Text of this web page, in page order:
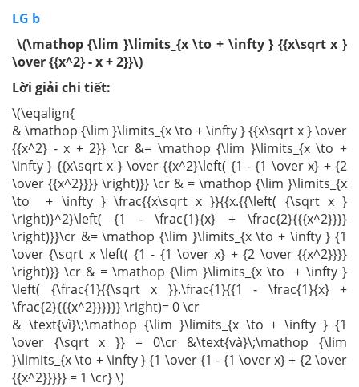
LG b
\(\mathop {\lim }\limits_{x \to + \infty } {{x\sqrt x }
\over {{x^2} - x + 2}}\)
Lời giải chi tiết:
\(\eqalign{
& \mathop {\lim }\limits_{x \to + \infty } {{x\sqrt x } \over
{{x^2} - x + 2}} \cr &= \mathop {\lim }\limits_{x \to +
\infty } {{x\sqrt x } \over {{x^2}\left( {1 - {1 \over x} + {2
\over {{x^2}}}} \right)}} \cr & = \mathop {\lim }\limits_{x
\to + \infty } \frac{{x\sqrt x }}{{x.{{\left( {\sqrt x }
\right)}^2}\left( {1 - \frac{1}{x} + \frac{2}{{{x^2}}}}
\right)}}\cr &= \mathop {\lim }\limits_{x \to + \infty } {1
\over {\sqrt x \left( {1 - {1 \over x} + {2 \over {{x^2}}}}
\right)}} \cr & = \mathop {\lim }\limits_{x \to + \infty }
\left( {\frac{1}{{\sqrt x }}.\frac{1}{{1 - \frac{1}{x} +
\frac{2}{{{x^2}}}}}} \right)= 0 \cr
& \text{vì}\;\mathop {\lim }\limits_{x \to + \infty } {1
\over {\sqrt x }} = 0\cr &\text{và}\;\mathop {\lim
}\limits_{x \to + \infty } {1 \over {1 - {1 \over x} + {2 \over
{{x^2}}}}} = 1 \cr} \)